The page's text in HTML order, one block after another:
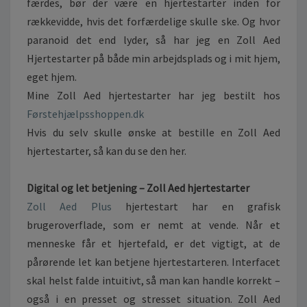
T
A
R
E
A
N
E
L
D
E
L
S
E
!
færdes, bør der være en hjertestarter inden for
rækkevidde, hvis det forfærdelige skulle ske. Og hvor
paranoid det end lyder, så har jeg en Zoll Aed
Hjertestarter på både min arbejdsplads og i mit hjem,
eget hjem.
Mine Zoll Aed hjertestarter har jeg bestilt hos
Førstehjælpsshoppen.dk
Hvis du selv skulle ønske at bestille en Zoll Aed
hjertestarter, så kan du se den her.
Digital og let betjening – Zoll Aed hjertestarter
Zoll Aed Plus hjertestart har en grafisk
brugeroverflade, som er nemt at vende. Når et
menneske får et hjertefald, er det vigtigt, at de
pårørende let kan betjene hjertestarteren. Interfacet
skal helst falde intuitivt, så man kan handle korrekt –
også i en presset og stresset situation. Zoll Aed